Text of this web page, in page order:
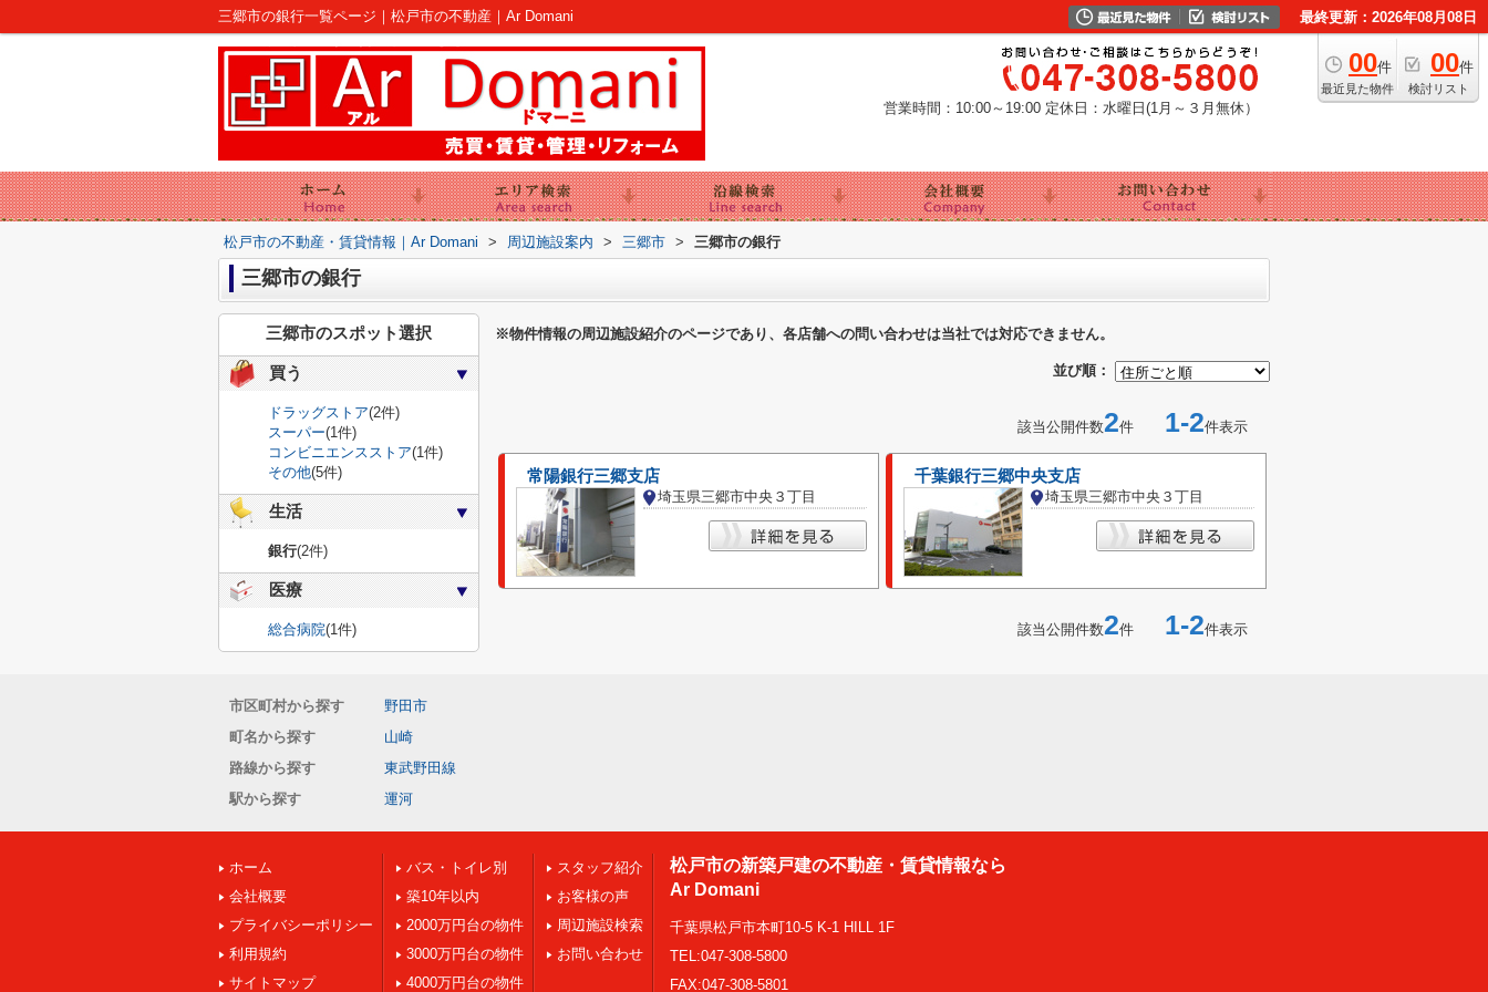
三郷市の銀行一覧ページ｜松戸市の不動産｜Ar Domani 最終更新：2026年08月08日
00件
最近見た物件
00件
検討リスト
営業時間：10:00～19:00 定休日：水曜日(1月～３月無休）
松戸市の不動産・賃貸情報｜Ar Domani > 周辺施設案内 > 三郷市 > 三郷市の銀行
三郷市の銀行
※物件情報の周辺施設紹介のページであり、各店舗への問い合わせは当社では対応できません。
並び順：
該当公開件数2件 1-2件表示
常陽銀行三郷支店
埼玉県三郷市中央３丁目
千葉銀行三郷中央支店
埼玉県三郷市中央３丁目
該当公開件数2件 1-2件表示
三郷市のスポット選択
買う
ドラッグストア(2件)
スーパー(1件)
コンビニエンスストア(1件)
その他(5件)
生活
銀行(2件)
医療
総合病院(1件)
市区町村から探す
野田市
町名から探す
山崎
路線から探す
東武野田線
駅から探す
運河
ホーム
会社概要
プライバシーポリシー
利用規約
サイトマップ
バス・トイレ別
築10年以内
2000万円台の物件
3000万円台の物件
4000万円台の物件
スタッフ紹介
お客様の声
周辺施設検索
お問い合わせ
松戸市の新築戸建の不動産・賃貸情報なら
Ar Domani
千葉県松戸市本町10-5 K-1 HILL 1F
TEL:047-308-5800
FAX:047-308-5801